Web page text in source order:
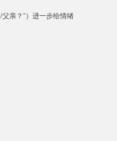
亲？”）进一步给情绪